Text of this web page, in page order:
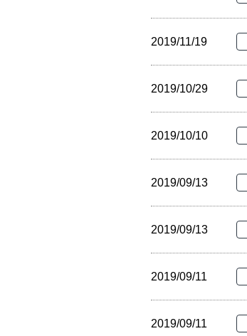
2019/11/19
2019/10/29
2019/10/10
2019/09/13
2019/09/13
2019/09/11
2019/09/11